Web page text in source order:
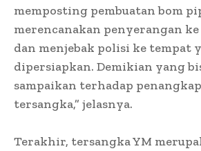
memposting pembuatan bom
merencanakan penyerangan
dan menjebak polisi ke tempat
dipersiapkan. Demikian yang
sampaikan terhadap
tersangka,” jelasnya.
Terakhir, tersangka YM